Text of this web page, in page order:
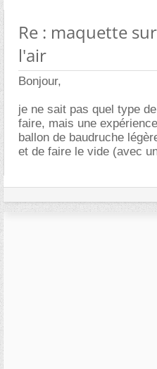
Re : maquette
l'air
Bonjour,
je ne sait pas quel type
faire, mais une
ballon de baudruche
et de faire le vide (avec